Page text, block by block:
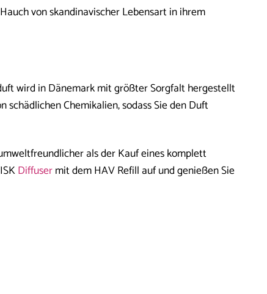
von skandinavischer Lebensart in ihrem
wird in Dänemark mit größter Sorgfalt hergestellt
Chemikalien, sodass Sie den Duft
als der Kauf eines komplett
Diffusermit dem HAV Refill auf und genießen Sie